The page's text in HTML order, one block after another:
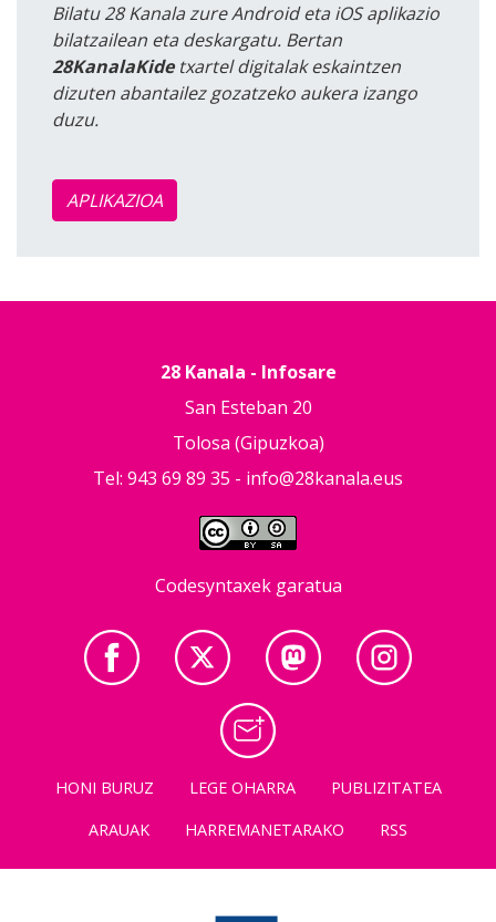
Bilatu 28 Kanala zure Android eta iOS aplikazio
bilatzailean eta deskargatu. Bertan
28KanalaKidetxartel digitalak eskaintzen
dizuten abantailez gozatzeko aukera izango
duzu.
APLIKAZIOA
28 Kanala - Infosare
San Esteban 20
Tolosa (Gipuzkoa)
Tel: 943 69 89 35 - info@28kanala.eus
Codesyntaxek garatua
HONI BURUZ LEGE OHARRA
PUBLIZITATEA
ARAUAK
HARREMANETARAKO RSS